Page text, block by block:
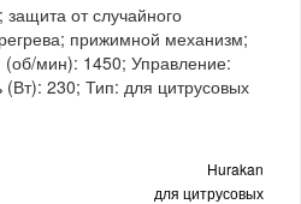
от случайного
прижимной механизм;
мин): 1450; Управление:
230; Тип: для цитрусовых
Hurakan
для цитрусовых